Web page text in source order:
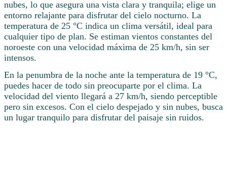
nubes, lo que asegura una vista clara y tranquila; elige un
entorno relajante para disfrutar del cielo nocturno. La
temperatura de 25 °C indica un clima versátil, ideal para
cualquier tipo de plan. Se estiman vientos constantes del
noroeste con una velocidad máxima de 25 km/h, sin ser
intensos.
En la penumbra de la noche ante la temperatura de 19 °C,
puedes hacer de todo sin preocuparte por el clima. La
velocidad del viento llegará a 27 km/h, siendo perceptible
pero sin excesos. Con el cielo despejado y sin nubes, busca
un lugar tranquilo para disfrutar del paisaje sin ruidos.